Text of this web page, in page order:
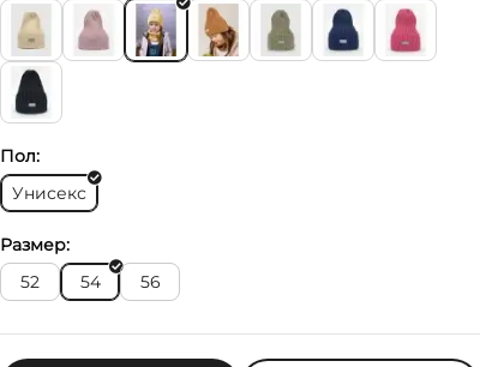
Пол:
Унисекс
Размер:
52
54 56